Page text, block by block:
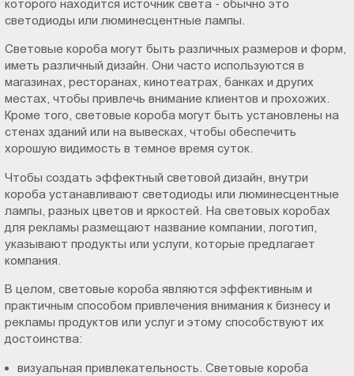
которого находится источник света - обычно это
светодиоды или люминесцентные лампы.
Световые короба могут быть различных размеров и форм,
иметь различный дизайн. Они часто используются в
магазинах, ресторанах, кинотеатрах, банках и других
местах, чтобы привлечь внимание клиентов и прохожих.
Кроме того, световые короба могут быть установлены на
стенах зданий или на вывесках, чтобы обеспечить
хорошую видимость в темное время суток.
Чтобы создать эффектный световой дизайн, внутри
короба устанавливают светодиоды или люминесцентные
лампы, разных цветов и яркостей. На световых коробах
для рекламы размещают название компании, логотип,
указывают продукты или услуги, которые предлагает
компания.
В целом, световые короба являются эффективным и
практичным способом привлечения внимания к бизнесу и
рекламы продуктов или услуг и этому способствуют их
достоинства:
визуальная привлекательность. Световые короба
18.00
Сб.,
Вс.:
выходной